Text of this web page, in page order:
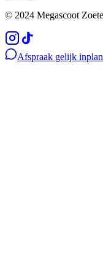
© 2024 Megascoot
Afspraak gelijk